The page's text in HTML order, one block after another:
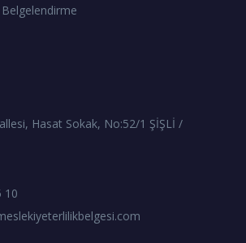
Hasat Sokak, No:52/1 ŞİŞLİ /
10